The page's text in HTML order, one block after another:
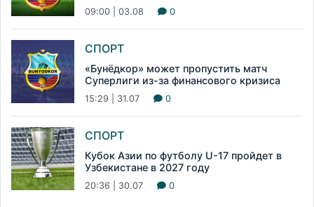
09:00 | 03.08 0
СПОРТ
«Бунёдкор» может пропустить матч
Суперлиги из-за финансового кризиса
15:29 | 31.07 0
СПОРТ
Кубок Азии по футболу U-17 пройдет в
Узбекистане в 2027 году
20:36 | 30.07 0